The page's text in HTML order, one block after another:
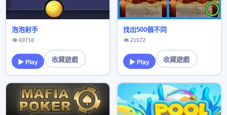
泡泡射手
👁 69718
▶ Play 收藏遊戲
找出500個不同
👁 21572
▶ Play 收藏遊戲